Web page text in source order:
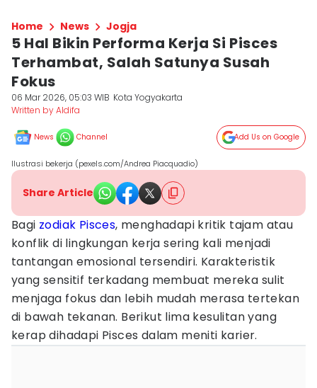
Home News Jogja
5 Hal Bikin Performa Kerja Si Pisces
Terhambat, Salah Satunya Susah
Fokus
06 Mar 2026, 05:03 WIB Kota Yogyakarta
Written by Aldifa
News Channel Add Us on Google
Ilustrasi bekerja (pexels.com/Andrea Piacquadio)
Share Article
Bagi zodiak Pisces, menghadapi kritik tajam atau
konflik di lingkungan kerja sering kali menjadi
tantangan emosional tersendiri. Karakteristik
yang sensitif terkadang membuat mereka sulit
menjaga fokus dan lebih mudah merasa tertekan
di bawah tekanan. Berikut lima kesulitan yang
kerap dihadapi Pisces dalam meniti karier.